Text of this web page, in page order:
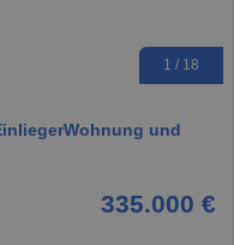
1 / 18
und
335.000 €